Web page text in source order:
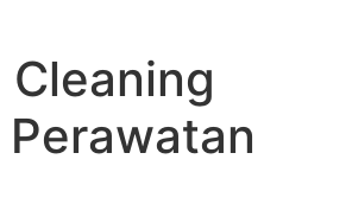
Cleaning